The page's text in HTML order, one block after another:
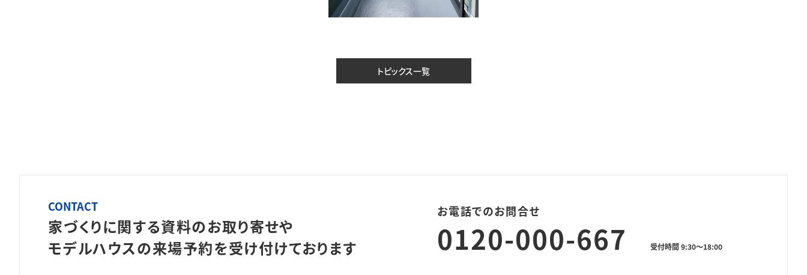
トピックス一覧
CONTACT
家づくりに関する資料のお取り寄せや
モデルハウスの来場予約を受け付けております
お電話でのお問合せ
0120-000-667 受付時間 9:30～18:00